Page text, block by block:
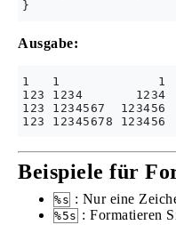
Ausgabe:
1   1             1
123 1234       1234
123 1234567  123456
Beispiele für
%s : Nur eine
%5s : Formatieren